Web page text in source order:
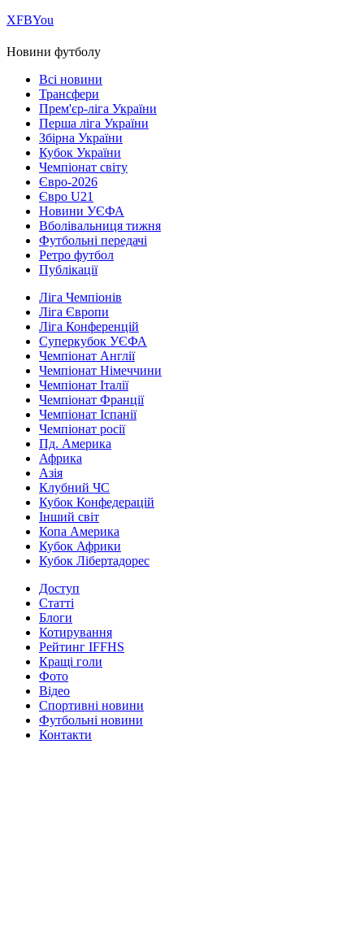
ХFBYou
Новини футболу
Всі новини
Трансфери
Прем'єр-ліга України
Перша ліга України
Збірна України
Кубок України
Чемпіонат світу
Євро-2026
Євро U21
Новини УЄФА
Вболівальниця тижня
Футбольні передачі
Ретро футбол
Публікації
Ліга Чемпіонів
Ліга Європи
Ліга Конференцій
Суперкубок УЄФА
Чемпіонат Англії
Чемпіонат Німеччини
Чемпіонат Італії
Чемпіонат Франції
Чемпіонат Іспанії
Чемпіонат росії
Пд. Америка
Африка
Азія
Клубний ЧС
Кубок Конфедерацій
Інший світ
Копа Америка
Кубок Африки
Кубок Лібертадорес
Доступ
Статті
Блоги
Котирування
Рейтинг IFFHS
Кращі голи
Фото
Відео
Спортивні новини
Футбольні новини
Контакти